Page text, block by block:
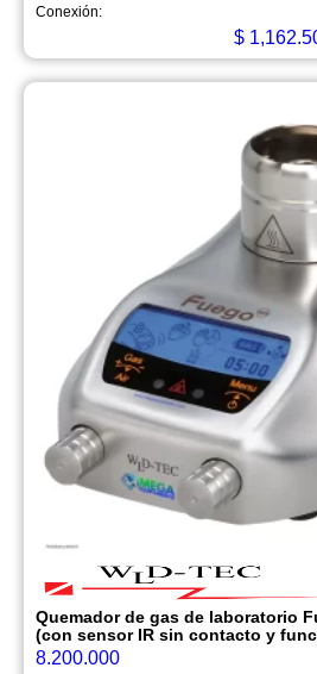
Conexión:
$
Quemador de gas de laboratorio
(con sensor IR sin contacto y
8.200.000